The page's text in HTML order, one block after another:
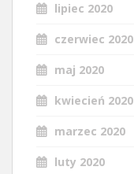
lipiec 2020
czerwiec 2020
maj 2020
kwiecień 2020
marzec 2020
luty 2020